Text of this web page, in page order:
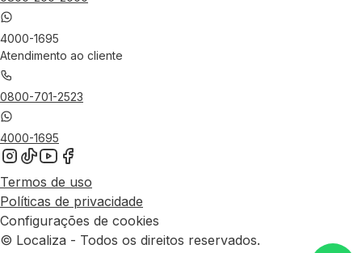
4000-1695
Atendimento ao cliente
0800-701-2523
4000-1695
Termos de uso
Políticas de privacidade
Configurações de cookies
© Localiza - Todos os direitos reservados.